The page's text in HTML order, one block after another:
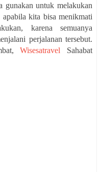
gunakan untuk melakukan
apabila kita bisa menikmati
karena semuanya
perjalanan tersebut.
Wisesatravel Sahabat